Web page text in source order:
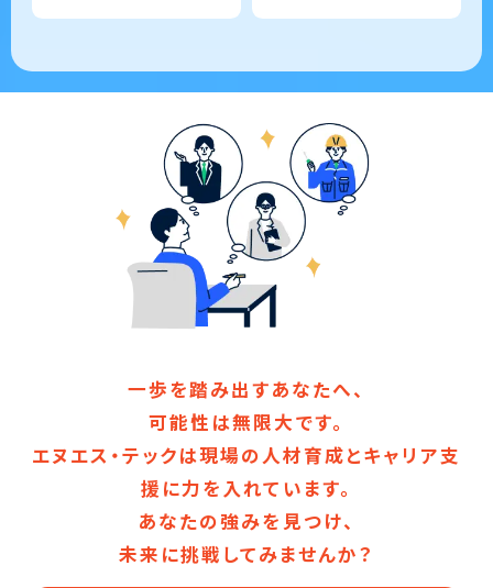
一歩を踏み出すあなたへ、
可能性は無限大です。
エヌエス・テックは現場の人材育成とキャリア支
援に力を入れています。
あなたの強みを見つけ、
未来に挑戦してみませんか？